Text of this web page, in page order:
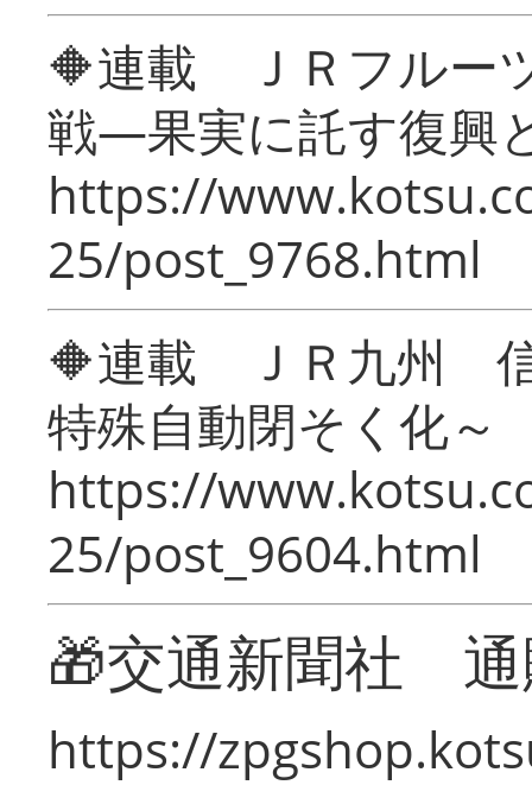
🔶連載 ＪＲフルー
戦―果実に託す復興
https://
25/post_9768.html
🔶連載 ＪＲ九州 信
特殊自動閉そく化～
https://
25/post_9604.html
🎁交通新聞社
https://